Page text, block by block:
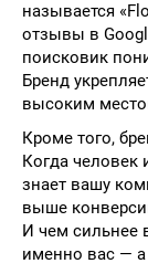
называется
отзывы в
поисковик
Бренд
высоким
Кроме того,
Когда человек
знает вашу
выше
И чем сильнее
именно вас — а